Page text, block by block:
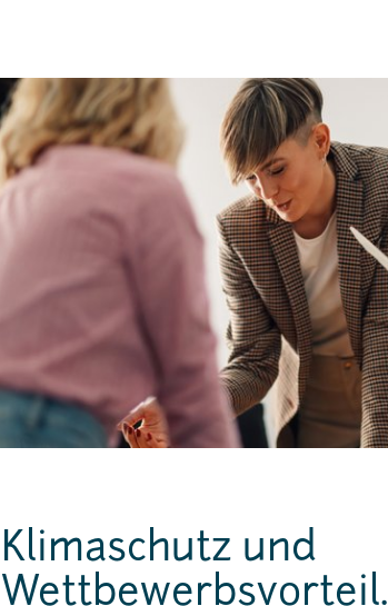
Klimaschutz und
Wettbewerbsvorteil.